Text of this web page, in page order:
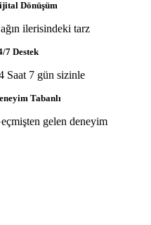
Dönüşüm
ilerisindeki tarz
7 Destek
Saat 7 gün sizinle
Tabanlı
gelen deneyim